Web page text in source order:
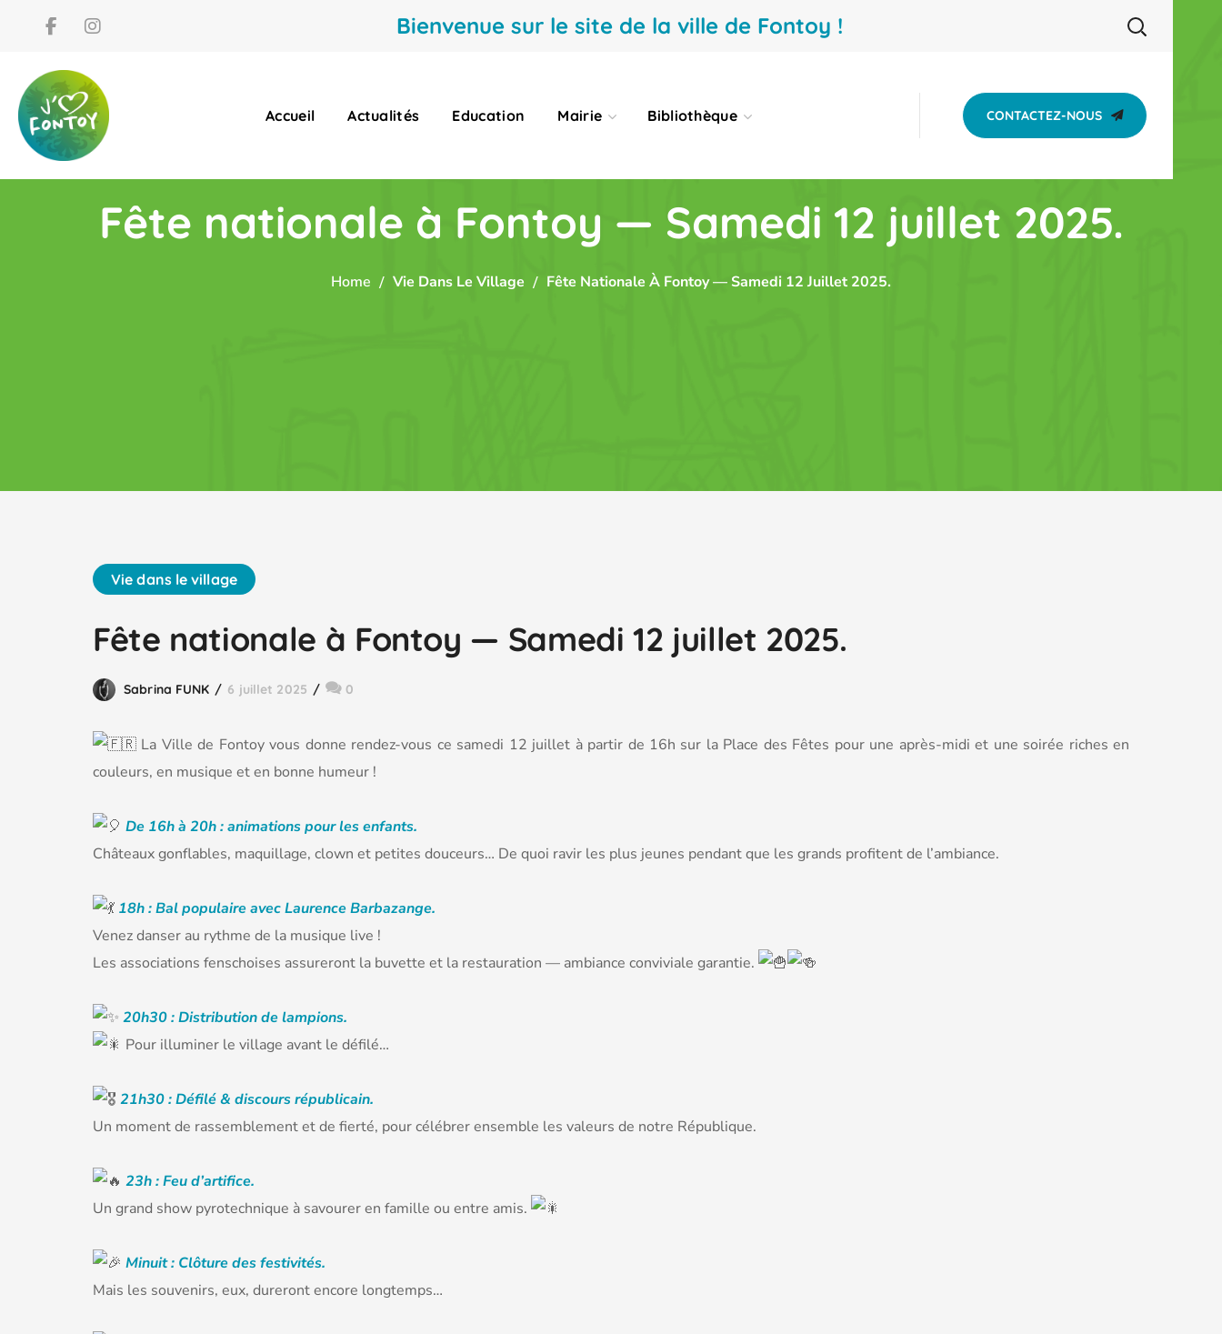
Bienvenue sur le site de la ville de Fontoy !
Accueil Actualités Education Mairie Bibliothèque CONTACTEZ-NOUS
Fête nationale à Fontoy — Samedi 12 juillet 2025.
Home Vie Dans Le Village Fête Nationale À Fontoy — Samedi 12 Juillet 2025.
Vie dans le village
Fête nationale à Fontoy — Samedi 12 juillet 2025.
Sabrina FUNK 6 juillet 2025 0
La Ville de Fontoy vous donne rendez-vous ce samedi 12 juillet à partir de 16h sur la Place des Fêtes pour une après-midi et une soirée riches en
couleurs, en musique et en bonne humeur !
De 16h à 20h : animations pour les enfants.
Châteaux gonflables, maquillage, clown et petites douceurs… De quoi ravir les plus jeunes pendant que les grands profitent de l’ambiance.
18h : Bal populaire avec Laurence Barbazange.
Venez danser au rythme de la musique live !
Les associations fenschoises assureront la buvette et la restauration — ambiance conviviale garantie.
20h30 : Distribution de lampions.
Pour illuminer le village avant le défilé…
21h30 : Défilé & discours républicain.
Un moment de rassemblement et de fierté, pour célébrer ensemble les valeurs de notre République.
23h : Feu d’artifice.
Un grand show pyrotechnique à savourer en famille ou entre amis.
Minuit : Clôture des festivités.
Mais les souvenirs, eux, dureront encore longtemps…